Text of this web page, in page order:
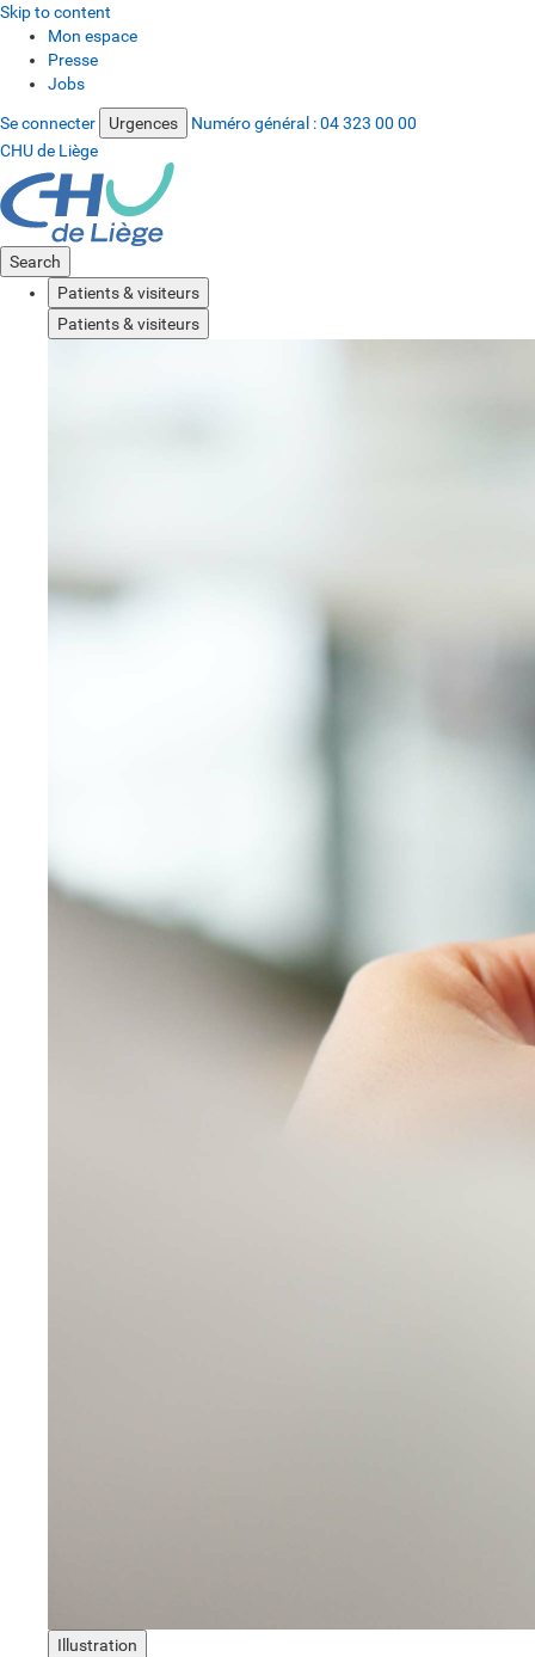
Skip to content
Mon espace
Presse
Jobs
Se connecter Urgences Numéro général :04 323 00 00
CHU de Liège
Search
Patients & visiteurs
Patients & visiteurs
Illustration